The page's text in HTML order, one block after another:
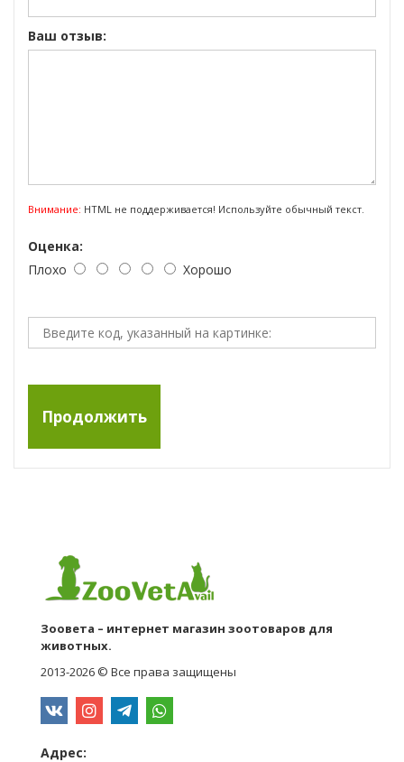
Ваш отзыв:
Внимание: HTML не поддерживается! Используйте обычный текст.
Оценка:
Плохо
Хорошо
Продолжить
Зоовета – интернет магазин зоотоваров для
животных.
2013-2026 © Все права защищены
Адрес: